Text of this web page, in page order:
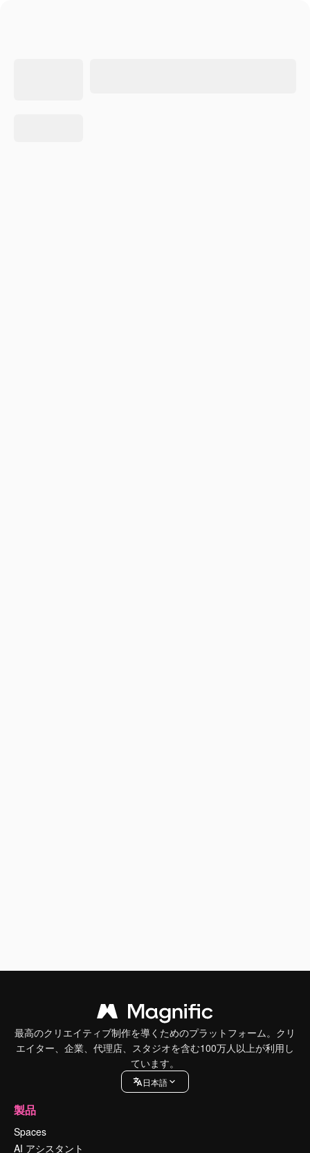
最高のクリエイティブ制作を導くためのプラットフォーム。クリ
エイター、企業、代理店、スタジオを含む100万人以上が利用し
ています。
日本語
製品
Spaces
AI アシスタント